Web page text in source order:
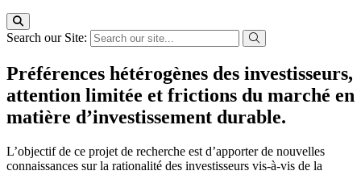
Search our Site:
Préférences hétérogènes des investisseurs,
attention limitée et frictions du marché en
matière d’investissement durable.
L’objectif de ce projet de recherche est d’apporter de nouvelles
connaissances sur la rationalité des investisseurs vis-à-vis de la